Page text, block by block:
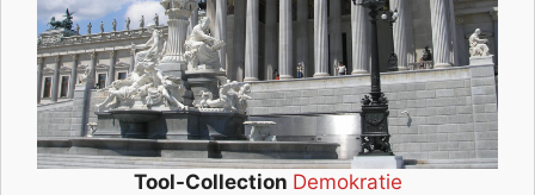
Tool-Collection Demokratie